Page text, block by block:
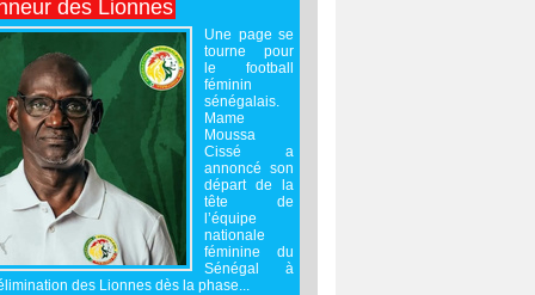
des Lionnes
Une page se
tourne pour
le football
féminin
sénégalais.
Mame
Moussa
Cissé a
annoncé son
départ de la
tête de
l’équipe
nationale
féminine du
Sénégal à
des Lionnes dès la phase...